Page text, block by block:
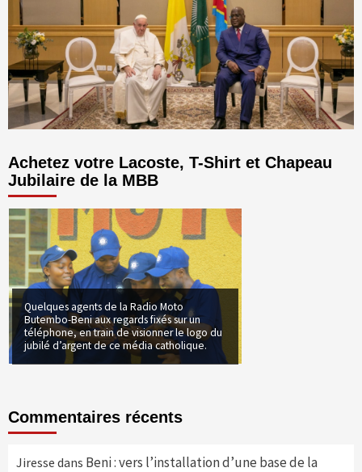
Achetez votre Lacoste, T-Shirt et Chapeau
Jubilaire de la MBB
Quelques agents de la Radio Moto
Butembo-Beni aux regards fixés sur un
téléphone, en train de visionner le logo du
jubilé d’argent de ce média catholique.
Commentaires récents
Jiresse dans Beni : vers l’installation d’une base de la